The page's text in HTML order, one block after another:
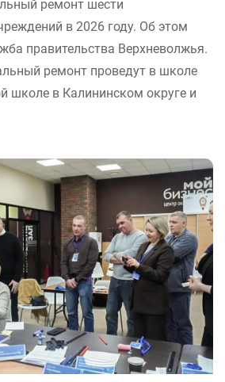
ремонт шести
в 2026 году. Об этом
правительства Верхневолжья.
ремонт проведут в школе
школе в Калининском округе и